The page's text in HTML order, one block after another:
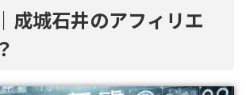
成城石井のアフィリエ